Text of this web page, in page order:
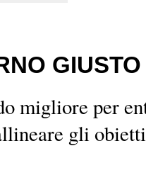
GIUSTO
migliore per
gli